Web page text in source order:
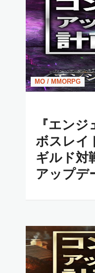
MO / MMORPG
『エン
ボスレイ
ギルド対
アップデ